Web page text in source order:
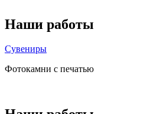
Наши работы
Сувениры
Фотокамни с печатью